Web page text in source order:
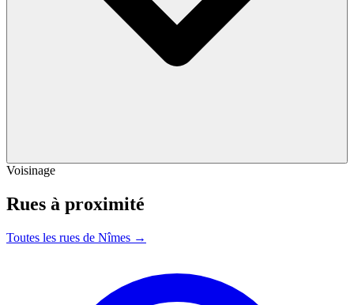
Voisinage
Rues à proximité
Toutes les rues de Nîmes →